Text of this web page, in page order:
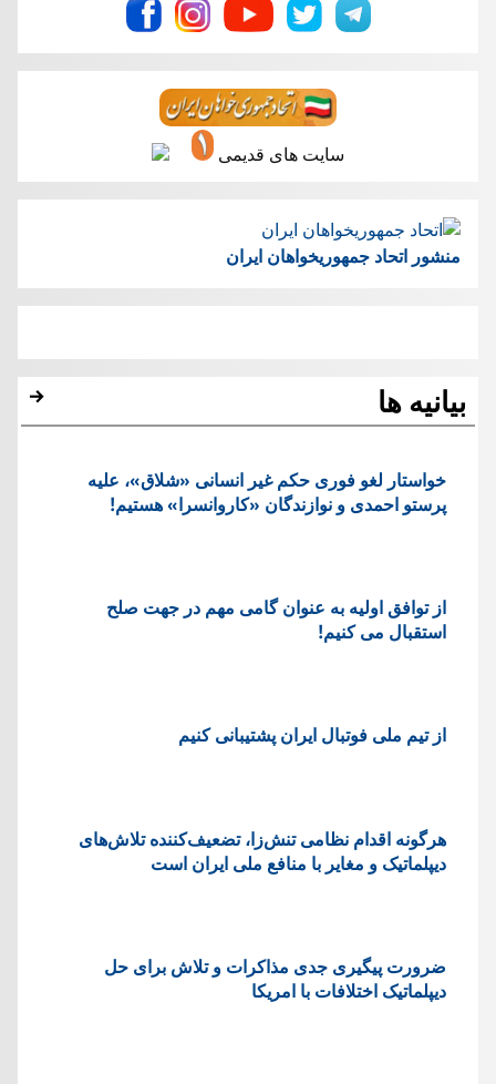
سایت های قدیمی
منشور اتحاد جمهوریخواهان ایران
بیانیه ها
خواستار لغو فوری حکم غیر انسانی «شلاق»، علیه
پرستو احمدی و نوازندگان «کاروانسرا» هستیم!
از توافق اولیه به عنوان گامی مهم در جهت صلح
استقبال می کنیم!
از تیم ملی فوتبال ایران پشتیبانی کنیم
هرگونه اقدام نظامی تنش‌زا، تضعیف‌کننده تلاش‌های
دیپلماتیک و مغایر با منافع ملی ایران است
ضرورت پیگیری جدی مذاکرات و تلاش برای حل
دیپلماتیک اختلافات با امریکا